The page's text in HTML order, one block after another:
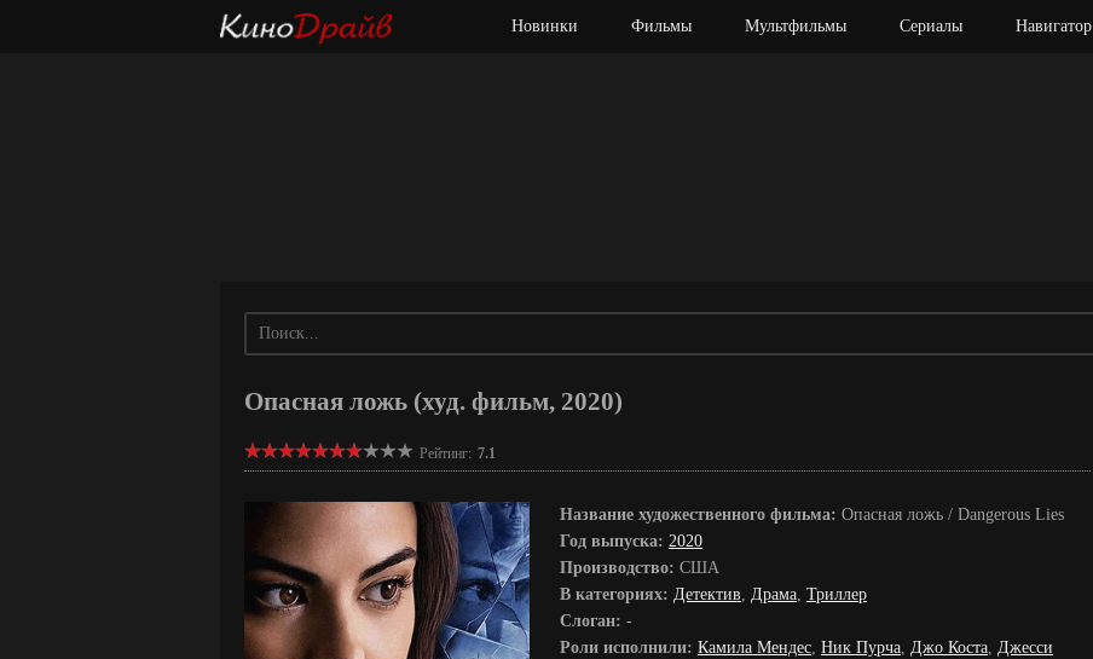
Новинки Фильмы Мультфильмы Сериалы Навигатор
Опасная ложь (худ. фильм, 2020)
Рейтинг: 7.1
Название художественного фильма: Опасная ложь / Dangerous Lies
Год выпуска: 2020
Производство: США
В категориях: Детектив, Драма, Триллер
Слоган: -
Роли исполнили: Камила Мендес, Ник Пурча, Джо Коста, Джесси